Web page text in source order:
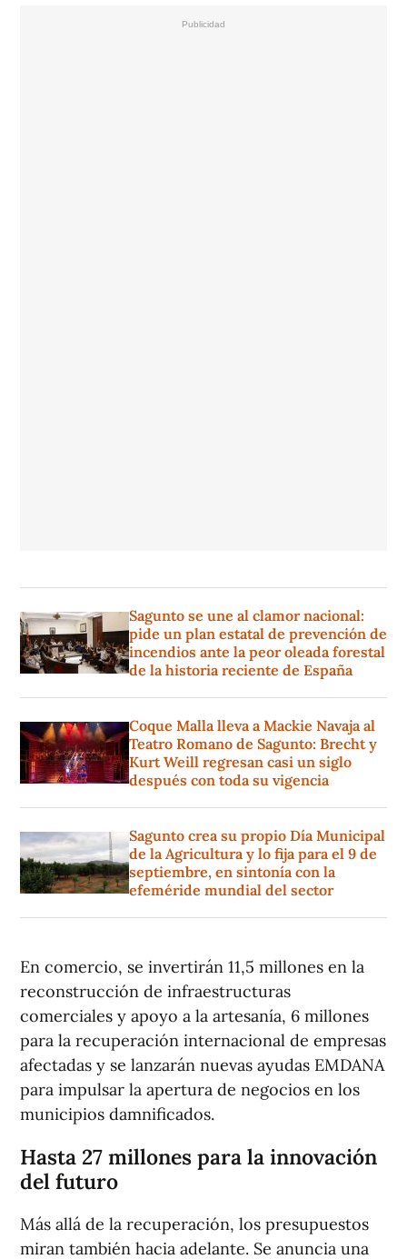
Sagunto se une al clamor nacional:
pide un plan estatal de prevención de
incendios ante la peor oleada forestal
de la historia reciente de España
Coque Malla lleva a Mackie Navaja al
Teatro Romano de Sagunto: Brecht y
Kurt Weill regresan casi un siglo
después con toda su vigencia
Sagunto crea su propio Día Municipal
de la Agricultura y lo fija para el 9 de
septiembre, en sintonía con la
efeméride mundial del sector
En comercio, se invertirán 11,5 millones en la
reconstrucción de infraestructuras
comerciales y apoyo a la artesanía, 6 millones
para la recuperación internacional de empresas
afectadas y se lanzarán nuevas ayudas EMDANA
para impulsar la apertura de negocios en los
municipios damnificados.
Hasta 27 millones para la innovación
del futuro
Más allá de la recuperación, los presupuestos
miran también hacia adelante. Se anuncia una